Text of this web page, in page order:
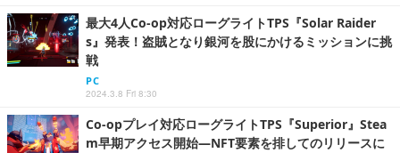
最大4人Co-op対応ローグライトTPS『Solar Raider
s』発表！盗賊となり銀河を股にかけるミッションに挑
戦
PC
2024.3.8 Fri 8:30
Co-opプレイ対応ローグライトTPS『Superior』Stea
m早期アクセス開始―NFT要素を排してのリリースに